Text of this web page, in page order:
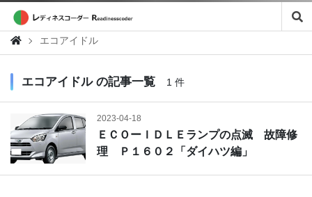
エコアイドル
エコアイドル の記事一覧 1 件
2023-04-18
ＥＣＯーＩＤＬＥランプの点滅 故障修
理 Ｐ１６０２「ダイハツ編」